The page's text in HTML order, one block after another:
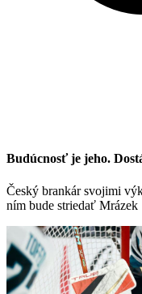
Budúcnosť je jeho.
Český brankár svojimi
ním bude striedať Mrázek